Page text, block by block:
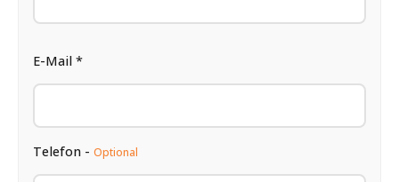
E-Mail *
Telefon - Optional